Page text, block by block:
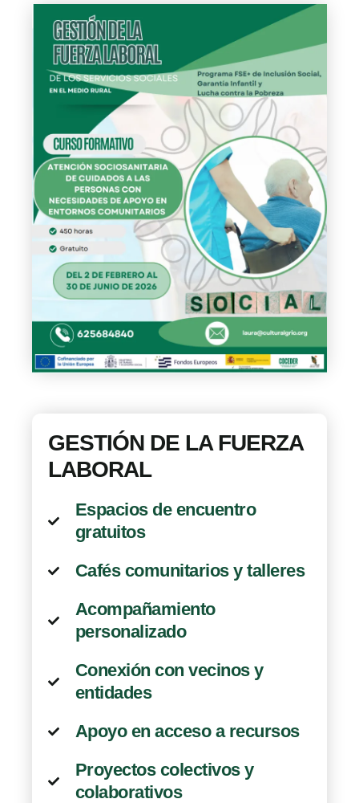
GESTIÓN DE LA FUERZA
LABORAL
Espacios de encuentro
gratuitos
Cafés comunitarios y talleres
Acompañamiento
personalizado
Conexión con vecinos y
entidades
Apoyo en acceso a recursos
Proyectos colectivos y
colaborativos